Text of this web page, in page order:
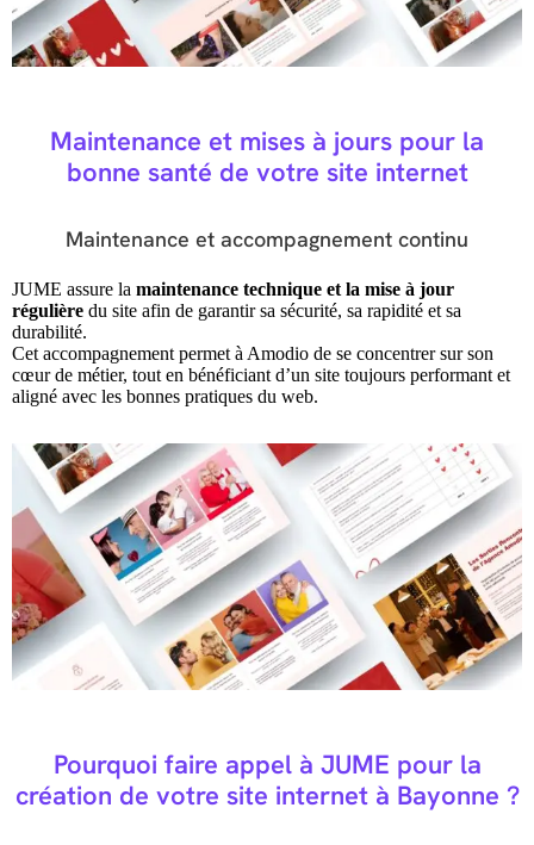
Maintenance et mises à jours pour la
bonne santé de votre site internet
Maintenance et accompagnement continu
JUME assure la maintenance technique et la mise à jour
régulière du site afin de garantir sa sécurité, sa rapidité et sa
durabilité.
Cet accompagnement permet à Amodio de se concentrer sur son
cœur de métier, tout en bénéficiant d’un site toujours performant et
aligné avec les bonnes pratiques du web.
Pourquoi faire appel à JUME pour la
création de votre site internet à Bayonne ?